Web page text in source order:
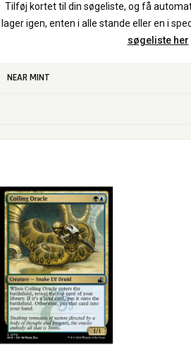
Tilføj kortet til din søgeliste, og få
lager igen, enten i alle stande eller en i
søgeliste her
NEAR MINT